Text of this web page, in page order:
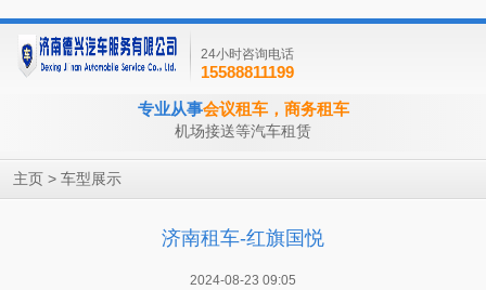
24小时咨询电话
15588811199
专业从事会议租车，商务租车
机场接送等汽车租赁
主页 > 车型展示
济南租车-红旗国悦
2024-08-23 09:05